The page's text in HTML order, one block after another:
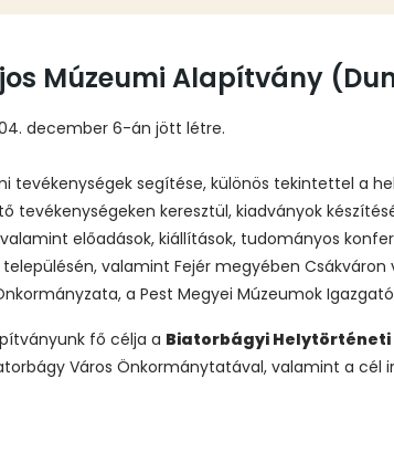
Múzeumi Alapítvány
december 6-án jött létre.
tevékenységek segítése, különös tekintettel a
tevékenységeken keresztül, kiadványok
előadások, kiállítások, tudományos
valamint Fejér megyében
a Pest Megyei Múzeumok
fő célja a Biatorbágyi Helytörténeti
Város Önkormánytatával, valamint a